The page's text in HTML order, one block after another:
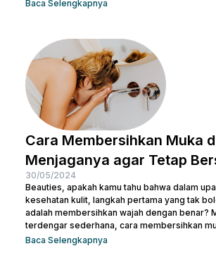
Beauties bisa mulai mengubah pola hidup
untuk menjaga kesehatan sekaligus
masih ada cara lainnya untuk membuat...
Baca Selengkapnya
Cara Membersihkan Muka
Menjaganya agar Tetap
30/05/2024
Beauties, apakah kamu tahu bahwa dalam
kesehatan kulit, langkah pertama yang tak
adalah membersihkan wajah dengan benar?
terdengar sederhana, cara membersihkan
memiliki peran krusial dalam menjaga kulit
Baca Selengkapnya